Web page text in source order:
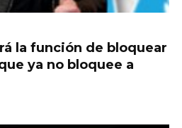
la función de bloquear
ya no bloquee a